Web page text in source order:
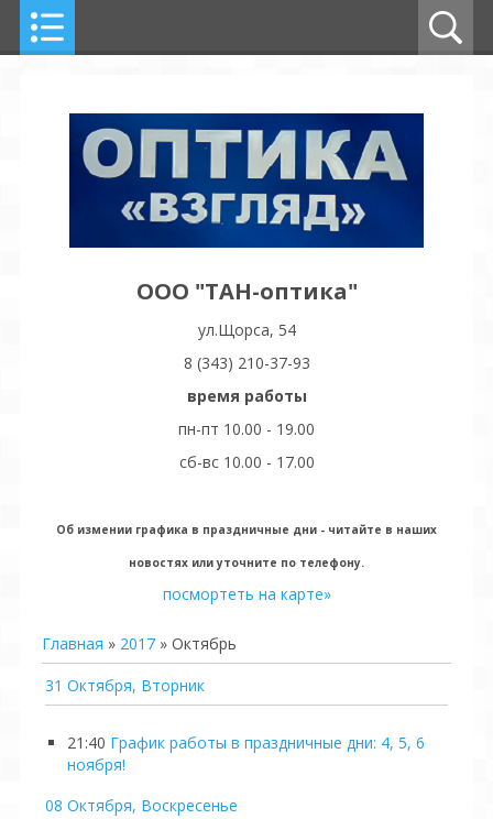
ООО "ТАН-оптика"
ул.Щорса, 54
8 (343) 210-37-93
время работы
пн-пт 10.00 - 19.00
сб-вс 10.00 - 17.00
Об измении графика в праздничные дни - читайте в наших
новостях или уточните по телефону.
посмортеть на карте»
Главная » 2017 » Октябрь
31 Октября, Вторник
21:40 График работы в праздничные дни: 4, 5, 6
ноября!
08 Октября, Воскресенье